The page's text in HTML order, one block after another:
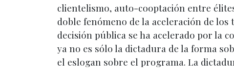
clientelismo, auto-cooptación entre
doble fenómeno de la aceleración de
decisión pública se ha acelerado por la
ya no es sólo la dictadura de la forma
el eslogan sobre el programa. La